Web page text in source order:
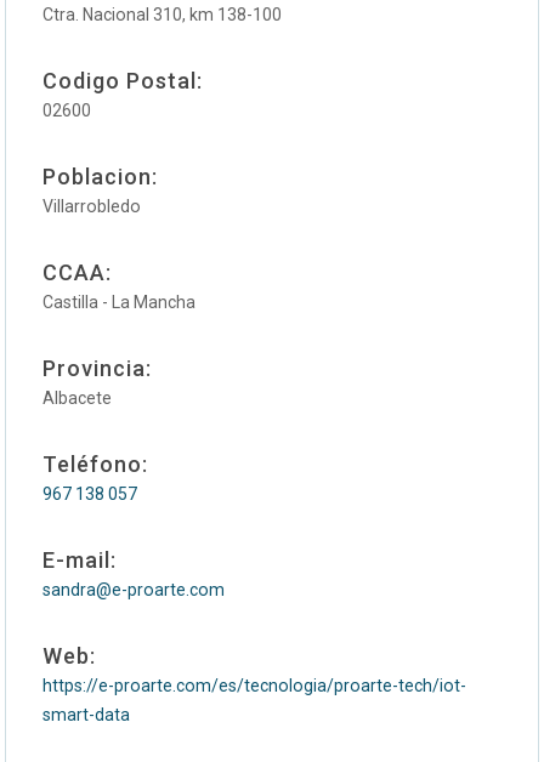
Ctra. Nacional 310, km 138-100
Codigo Postal:
02600
Poblacion:
Villarrobledo
CCAA:
Castilla - La Mancha
Provincia:
Albacete
Teléfono:
967 138 057
E-mail:
sandra@e-proarte.com
Web:
https://e-proarte.com/es/tecnologia/proarte-tech/iot-
smart-data